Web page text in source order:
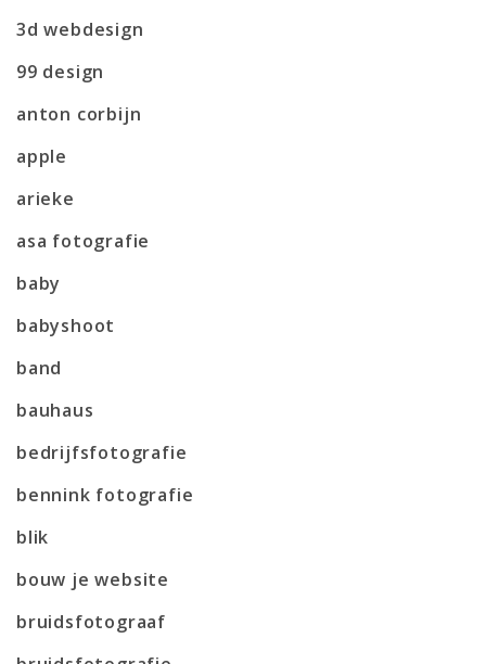
3d webdesign
99 design
anton corbijn
apple
arieke
asa fotografie
baby
babyshoot
band
bauhaus
bedrijfsfotografie
bennink fotografie
blik
bouw je website
bruidsfotograaf